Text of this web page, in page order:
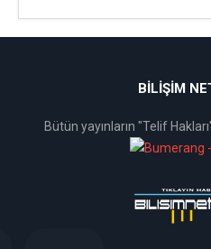
BİLİŞİM
Bütün yayınların "Telif